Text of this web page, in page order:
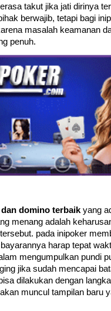
takut jika jati dirinya
berwajib, tetapi bagi
masalah keamanan
penuh.
domino terbaikyang
menang adalah
pada inipoker
harap tepat
mengumpulkan pundi
jika sudah mencapai
dilakukan dengan
muncul tampilan baru